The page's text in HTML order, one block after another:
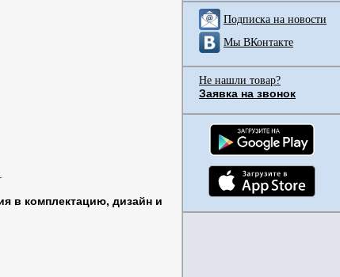
в комплектацию, дизайн и
Подписка на новости
Мы ВКонтакте
Не нашли товар?
Заявка на звонок